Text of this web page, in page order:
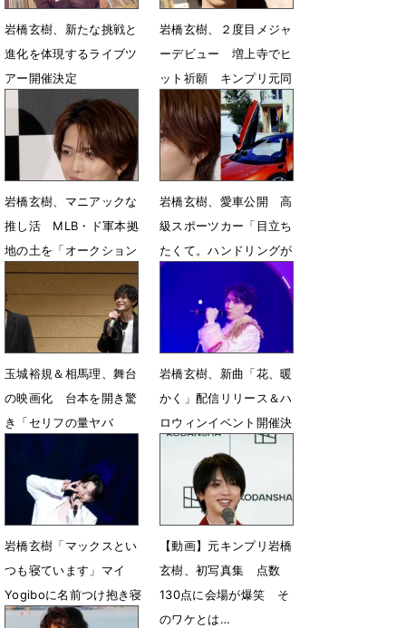
岩橋玄樹、新たな挑戦と
進化を体現するライブツ
アー開催決定
6月4日 23時00分
岩橋玄樹、２度目メジャ
ーデビュー 増上寺でヒ
ット祈願 キンプリ元同
僚への思いも「親友でラ
イバル」
2月10日 14時46分
岩橋玄樹、マニアックな
推し活 MLB・ド軍本拠
地の土を「オークション
で買ってる」
岩橋玄樹、愛車公開 高
級スポーツカー「目立ち
たくて。ハンドリングが
5月16日 13時36分
玉城裕規＆相馬理、舞台
の映画化 台本を開き驚
き「セリフの量ヤバ
4月20日 15時46分
岩橋玄樹、新曲「花、暖
かく」配信リリース＆ハ
ロウィンイベント開催決
7月1日 07時00分
岩橋玄樹「マックスとい
つも寝ています」マイ
Yogiboに名前つけ抱き寝
6月3日 08時44分
【動画】元キンプリ岩橋
玄樹、初写真集 点数
130点に会場が爆笑 そ
のワケとは…